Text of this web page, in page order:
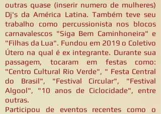
outras quase (inserir numero de mulheres)
Dj's da América Latina. Também teve seu
trabalho como percussionista nos blocos
carnavalescos "Siga Bem Caminhoneira" e
"Filhas da Lua". Fundou em 2019 o Coletivo
Útero na qual é ex integrante. Durante sua
passagem, tocaram em festas como:
"Centro Cultural Rio Verde", " Festa Central
do Brasil", "Festival Circular", "Festival
Algool", "10 anos de Ciclocidade", entre
outras.
Participou de eventos recentes como o